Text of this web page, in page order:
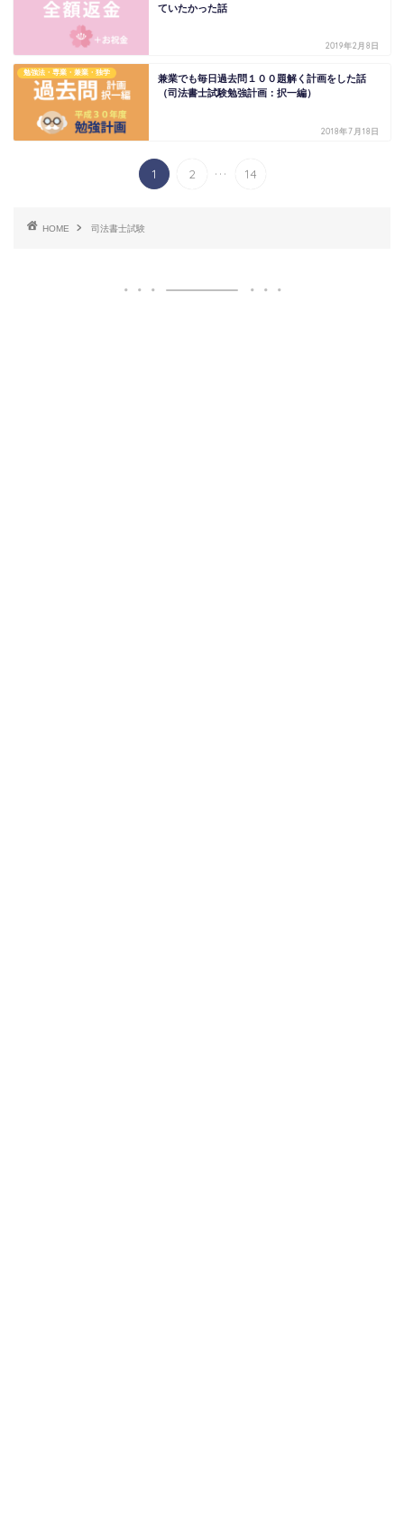
ていたかった話
2019年2月8日
勉強法・専業・兼業・独学
兼業でも毎日過去問１００題解く計画をした話
（司法書士試験勉強計画：択一編）
2018年7月18日
1 2 ... 14
HOME 司法書士試験